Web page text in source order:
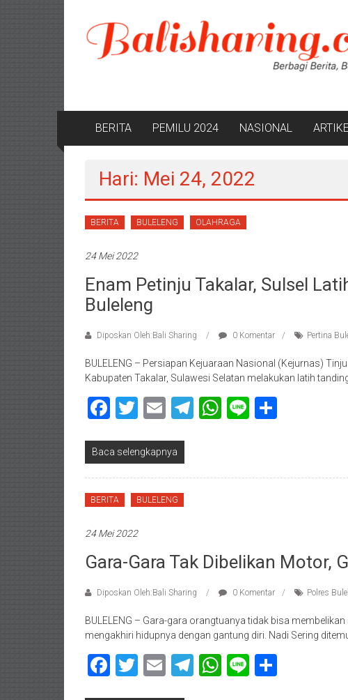
konten
BERITA PEMILU 2024 NASIONAL
Hari: Mei 24, 2022
BERITA BULELENG OLAHRAGA
24 Mei 2022
Enam Petinju Takalar, Sulsel
Buleleng
Diposkan Oleh:Bali Sharing 0 Komentar Pertina
BULELENG – Persiapan Kejuaraan Nasional (Kejurnas)
Kabupaten Takalar, Sulawesi Selatan melakukan latih
Facebook
Twitter
EmailTelegram
WhatsApp
Line
Baca selengkapnya
BERITA BULELENG
24 Mei 2022
Gara-Gara Tak Dibelikan Motor,
Diposkan Oleh:Bali Sharing 0 Komentar Polres
BULELENG – Gara-gara orangtuanya tidak bisa
mengakhiri hidupnya dengan gantung diri. Nadi Sering
Facebook
Twitter
EmailTelegram
WhatsApp
Line